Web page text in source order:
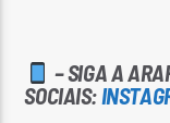
– SIGA A
SOCIAIS: